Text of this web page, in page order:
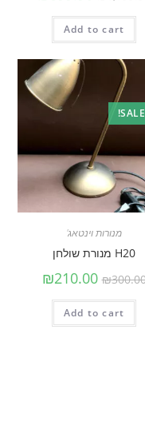
Add to cart
SALE!
מנורות וינטאג'
H20 מנורת שולחן
₪
₪210.00
Add to cart